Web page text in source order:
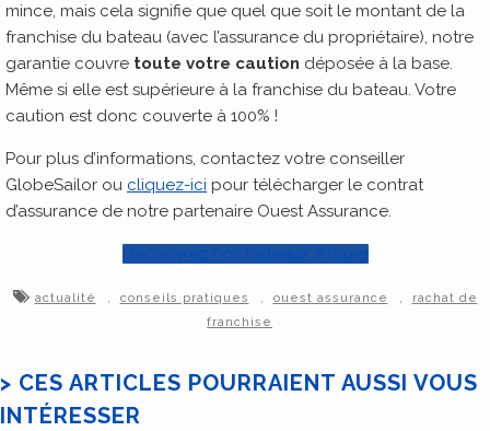
mince, mais cela signifie que quel que soit le montant de la
franchise du bateau (avec l’assurance du propriétaire), notre
garantie couvre toute votre caution déposée à la base.
Même si elle est supérieure à la franchise du bateau. Votre
caution est donc couverte à 100% !
Pour plus d’informations, contactez votre conseiller
GlobeSailor ou cliquez-ici pour télécharger le contrat
d’assurance de notre partenaire Ouest Assurance.
Découvrez nos bateaux à louer
actualité , conseils pratiques , ouest assurance ,
rachat de
franchise
> CES ARTICLES POURRAIENT AUSSI VOUS
INTÉRESSER